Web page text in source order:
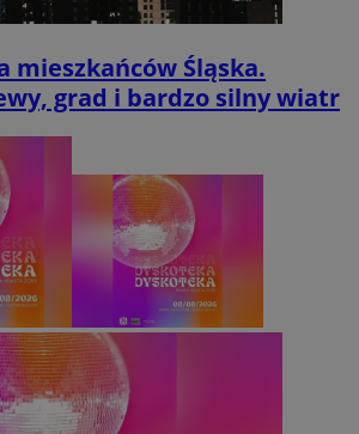
mieszkańców Śląska.
grad i bardzo silny wiatr